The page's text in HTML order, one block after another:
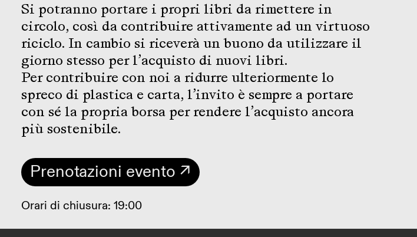
Si potranno portare i propri libri da rimettere in
circolo, così da contribuire attivamente ad un virtuoso
riciclo. In cambio si riceverà un buono da utilizzare il
giorno stesso per l’acquisto di nuovi libri.
Per contribuire con noi a ridurre ulteriormente lo
spreco di plastica e carta, l’invito è sempre a portare
con sé la propria borsa per rendere l’acquisto ancora
più sostenibile.
Prenotazioni evento ↗
Orari di chiusura: 19:00